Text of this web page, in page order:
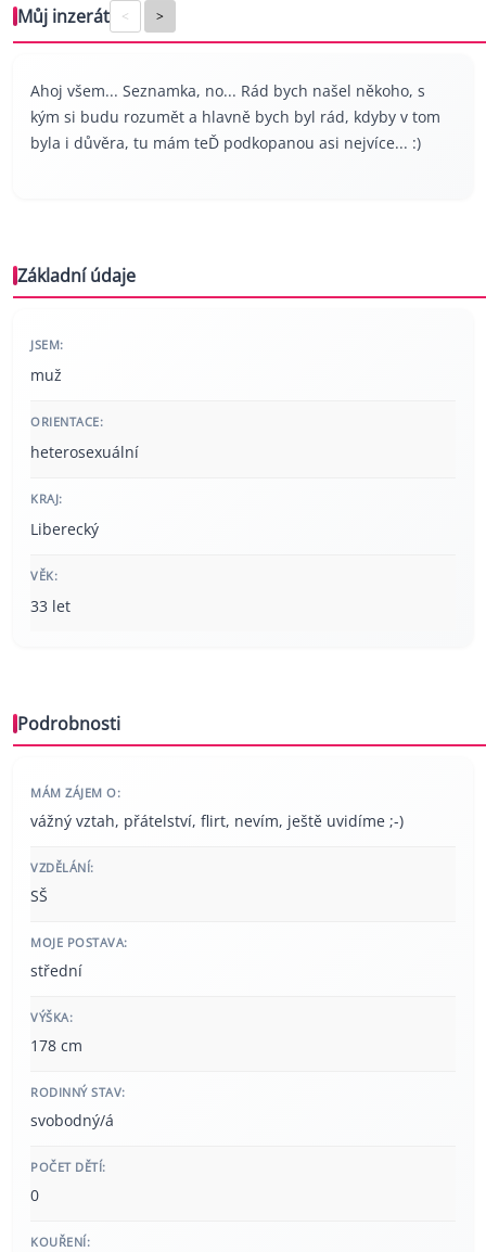
Můj inzerát < >
Ahoj všem... Seznamka, no... Rád bych našel někoho, s
kým si budu rozumět a hlavně bych byl rád, kdyby v tom
byla i důvěra, tu mám teĎ podkopanou asi nejvíce... :)
Základní údaje
JSEM:
muž
ORIENTACE:
heterosexuální
KRAJ:
Liberecký
VĚK:
33 let
Podrobnosti
MÁM ZÁJEM O:
vážný vztah, přátelství, flirt, nevím, ještě uvidíme ;-)
VZDĚLÁNÍ:
SŠ
MOJE POSTAVA:
střední
VÝŠKA:
178 cm
RODINNÝ STAV:
svobodný/á
POČET DĚTÍ:
0
KOUŘENÍ: